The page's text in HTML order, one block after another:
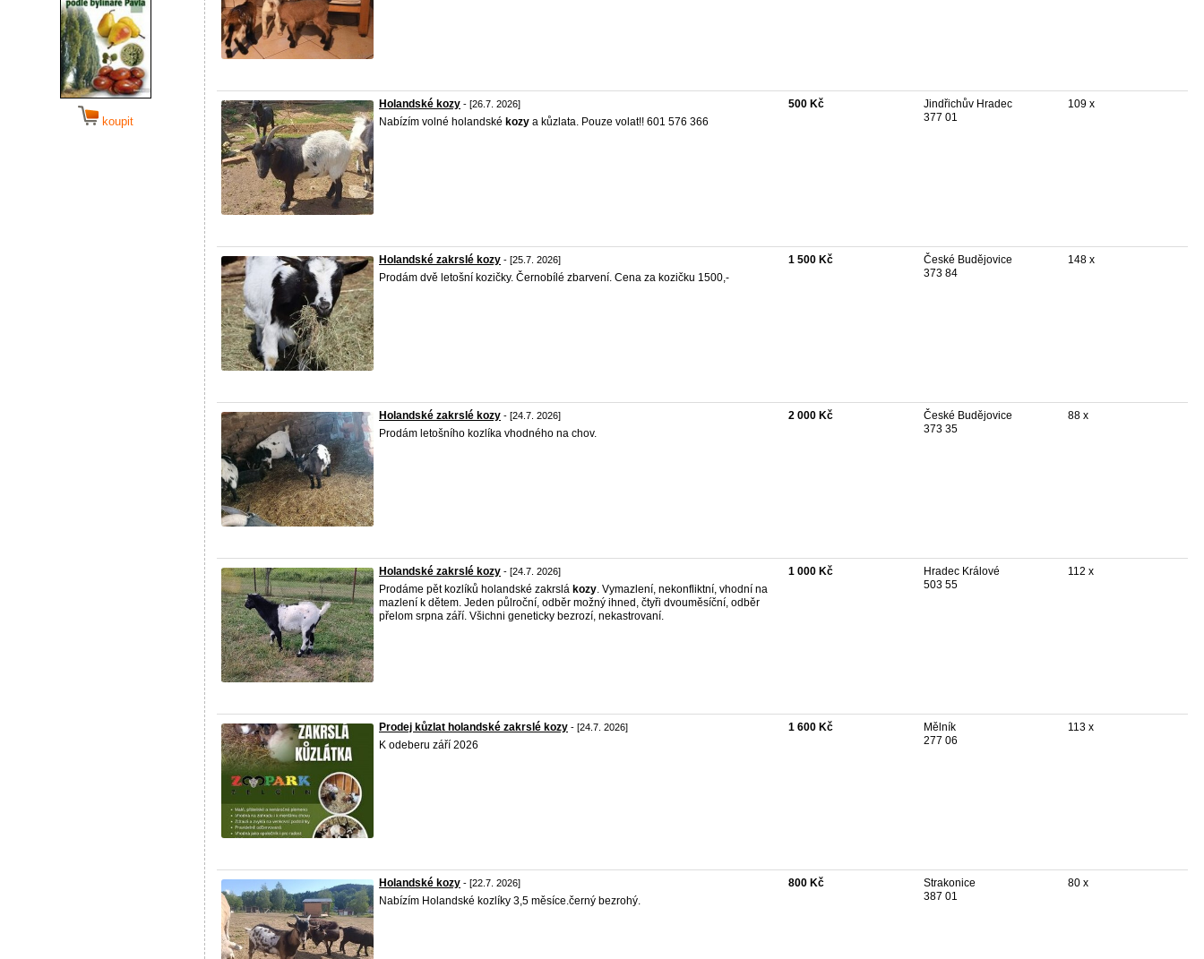
koupit
Holandské kozy - [26.7. 2026]
Nabízím volné holandské kozy a kůzlata. Pouze volat!! 601 576 366
500 Kč
Jindřichův Hradec
377 01
109 x
Holandské zakrslé kozy - [25.7. 2026]
Prodám dvě letošní kozičky. Černobílé zbarvení. Cena za kozičku 1500,-
1 500 Kč
České Budějovice
373 84
148 x
Holandské zakrslé kozy - [24.7. 2026]
Prodám letošního kozlíka vhodného na chov.
2 000 Kč
České Budějovice
373 35
88 x
Holandské zakrslé kozy - [24.7. 2026]
Prodáme pět kozlíků holandské zakrslá kozy. Vymazlení, nekonfliktní, vhodní na
mazlení k dětem. Jeden půlroční, odběr možný ihned, čtyři dvouměsíční, odběr
přelom srpna září. Všichni geneticky bezrozí, nekastrovaní.
1 000 Kč
Hradec Králové
503 55
112 x
Prodej kůzlat holandské zakrslé kozy - [24.7. 2026]
K odeberu září 2026
1 600 Kč
Mělník
277 06
113 x
Holandské kozy - [22.7. 2026]
Nabízím Holandské kozlíky 3,5 měsíce.černý bezrohý.
800 Kč
Strakonice
387 01
80 x